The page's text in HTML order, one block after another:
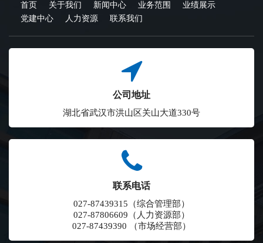
首页 关于我们 新闻中心 业务范围
业绩展示
党建中心
人力资源 联系我们
公司地址
湖北省武汉市洪山区关山大道330号
联系电话
027-87439315（综合管理部）
027-87806609（人力资源部）
027-87439390 （市场经营部）